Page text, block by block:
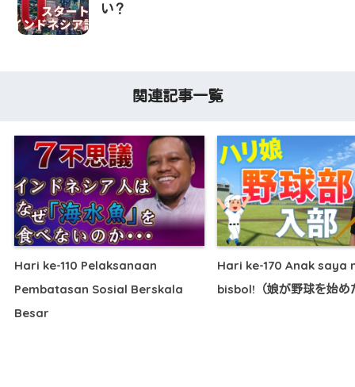
い？
関連記事一覧
Hari ke-110 Pelaksanaan
Pembatasan Sosial Berskala
Besar
Hari ke-170 Anak saya
bisbol!（娘が野球を始め